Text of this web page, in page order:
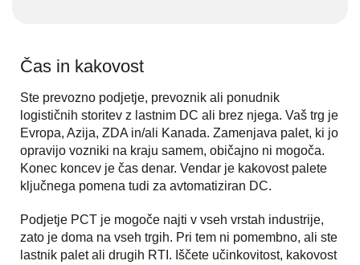
Čas in kakovost
Ste prevozno podjetje, prevoznik ali ponudnik
logističnih storitev z lastnim DC ali brez njega. Vaš trg je
Evropa, Azija, ZDA in/ali Kanada. Zamenjava palet, ki jo
opravijo vozniki na kraju samem, običajno ni mogoča.
Konec koncev je čas denar. Vendar je kakovost palete
ključnega pomena tudi za avtomatiziran DC.
Podjetje PCT je mogoče najti v vseh vrstah industrije,
zato je doma na vseh trgih. Pri tem ni pomembno, ali ste
lastnik palet ali drugih RTI. Iščete učinkovitost, kakovost